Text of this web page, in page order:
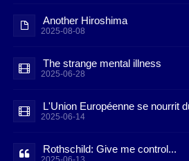
Another Hiroshima
2025-08-08
The strange mental illness
2025-06-28
L'Union Européenne se nourrit
2025-06-14
Rothschild: Give me control...